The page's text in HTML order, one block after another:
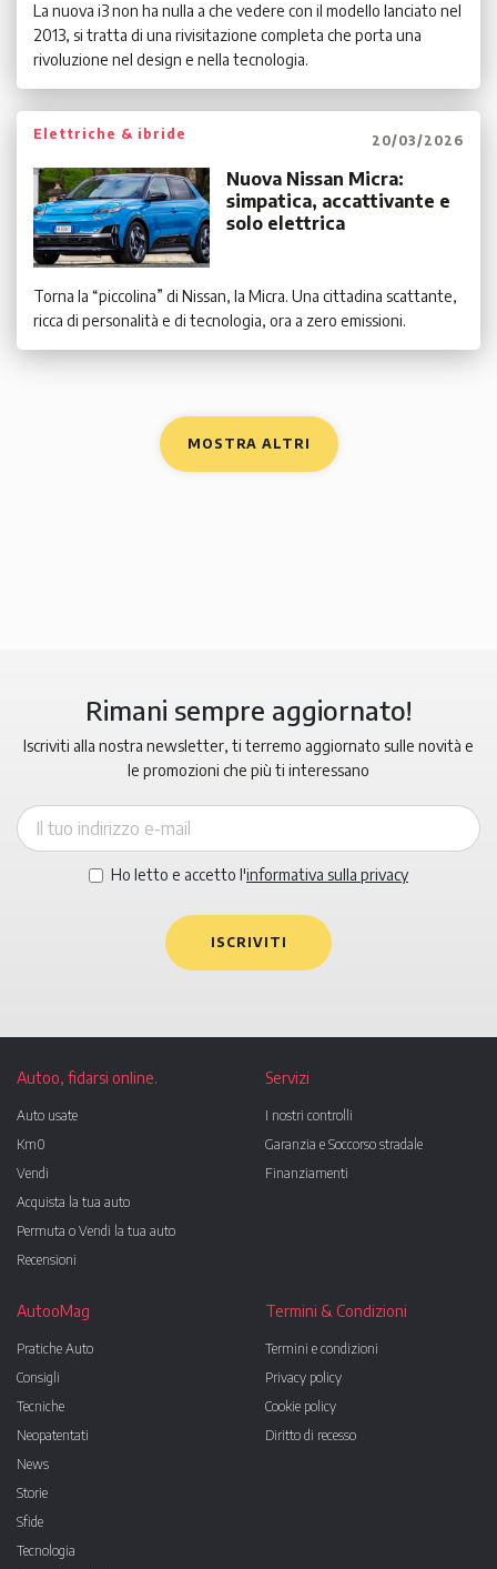
La nuova i3 non ha nulla a che vedere con il modello lanciato nel
2013, si tratta di una rivisitazione completa che porta una
rivoluzione nel design e nella tecnologia.
Elettriche & ibride 20/03/2026
Nuova Nissan Micra:
simpatica, accattivante e
solo elettrica
Torna la “piccolina” di Nissan, la Micra. Una cittadina scattante,
ricca di personalità e di tecnologia, ora a zero emissioni.
MOSTRA ALTRI
Rimani sempre aggiornato!
Iscriviti alla nostra newsletter, ti terremo aggiornato sulle novità e
le promozioni che più ti interessano
Ho letto e accetto l'informativa sulla privacy
ISCRIVITI
Autoo, fidarsi online.
Auto usate
Km0
Vendi
Acquista la tua auto
Permuta o Vendi la tua auto
Recensioni
Servizi
I nostri controlli
Garanzia e Soccorso stradale
Finanziamenti
AutooMag
Pratiche Auto
Consigli
Tecniche
Neopatentati
News
Storie
Sfide
Tecnologia
Termini & Condizioni
Termini e condizioni
Privacy policy
Cookie policy
Diritto di recesso